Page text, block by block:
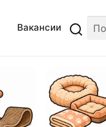
Вакансии